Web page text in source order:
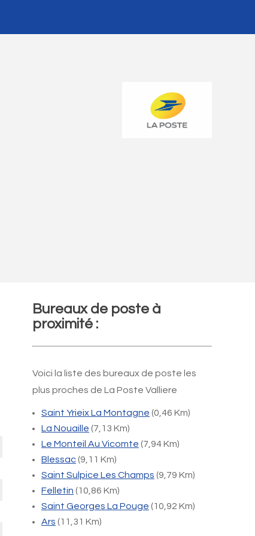
Bureaux de poste à
proximité :
Voici la liste des bureaux de poste les
plus proches de La Poste Valliere
Saint Yrieix La Montagne (0,46 Km)
La Nouaille (7,13 Km)
Le Monteil Au Vicomte (7,94 Km)
Blessac(9,11 Km)
Saint Sulpice Les Champs (9,79 Km)
Felletin (10,86 Km)
Saint Georges La Pouge (10,92 Km)
Ars (11,31 Km)